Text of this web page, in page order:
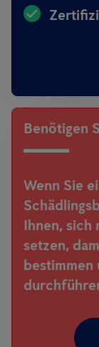
Benötigen
Wenn Sie
Ihnen, sich
setzen,
bestimmen